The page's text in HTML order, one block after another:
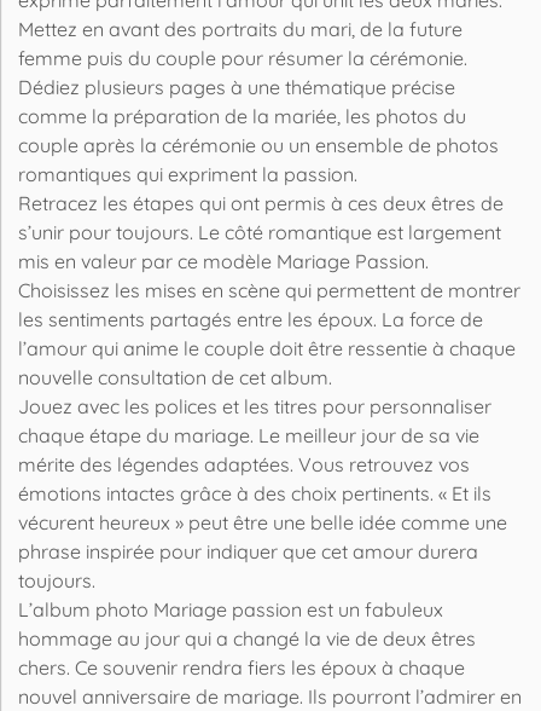
Mettez en avant des portraits du mari, de la future
femme puis du couple pour résumer la cérémonie.
Dédiez plusieurs pages à une thématique précise
comme la préparation de la mariée, les photos du
couple après la cérémonie ou un ensemble de photos
romantiques qui expriment la passion.
Retracez les étapes qui ont permis à ces deux êtres de
s’unir pour toujours. Le côté romantique est largement
mis en valeur par ce modèle Mariage Passion.
Choisissez les mises en scène qui permettent de montrer
les sentiments partagés entre les époux. La force de
l’amour qui anime le couple doit être ressentie à chaque
nouvelle consultation de cet album.
Jouez avec les polices et les titres pour personnaliser
chaque étape du mariage. Le meilleur jour de sa vie
mérite des légendes adaptées. Vous retrouvez vos
émotions intactes grâce à des choix pertinents. « Et ils
vécurent heureux » peut être une belle idée comme une
phrase inspirée pour indiquer que cet amour durera
toujours.
L’album photo Mariage passion est un fabuleux
hommage au jour qui a changé la vie de deux êtres
chers. Ce souvenir rendra fiers les époux à chaque
nouvel anniversaire de mariage. Ils pourront l’admirer en